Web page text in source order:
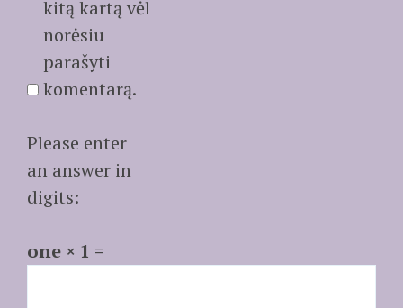
kitą kartą vėl
norėsiu
parašyti
komentarą.
Please enter
an answer in
digits:
one × 1 =